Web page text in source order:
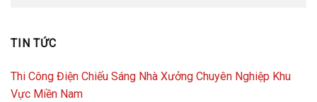
TIN TỨC
Thi Công Điện Chiếu Sáng Nhà Xưởng Chuyên Nghiệp Khu
Vực Miền Nam